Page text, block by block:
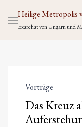
Heilige Metropolis
Exarchat von Ungarn und
Vorträge
Das Kreuz